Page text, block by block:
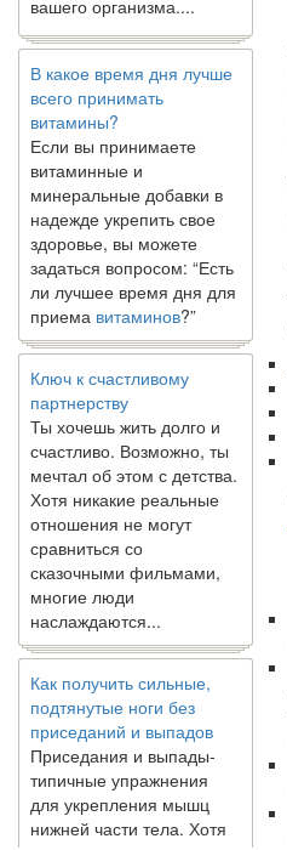
В какое время дня лучше
всего принимать
витамины?
Если вы принимаете
витаминные и
минеральные добавки в
надежде укрепить свое
здоровье, вы можете
задаться вопросом: “Есть
ли лучшее время дня для
приема
витаминов
Ключ к счастливому
партнерству
Ты хочешь жить долго и
счастливо. Возможно, ты
мечтал об этом с детства.
Хотя никакие реальные
отношения не могут
сравниться со
сказочными фильмами,
многие люди
наслаждаются...
Как получить сильные,
подтянутые ноги без
приседаний и выпадов
Приседания и выпады-
типичные упражнения
для укрепления мышц
нижней части тела. Хотя
они чрезвычайно